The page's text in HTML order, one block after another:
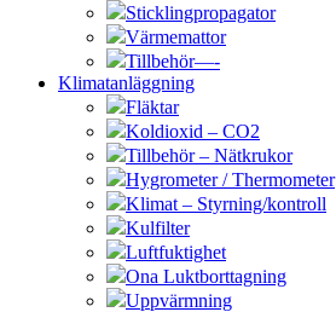
Sticklingpropagator
Värmemattor
Tillbehör—-
Klimatanläggning
Fläktar
Koldioxid – CO2
Tillbehör – Nätkrukor
Hygrometer / Thermometer
Klimat – Styrning/kontroll
Kulfilter
Luftfuktighet
Ona Luktborttagning
Uppvärmning